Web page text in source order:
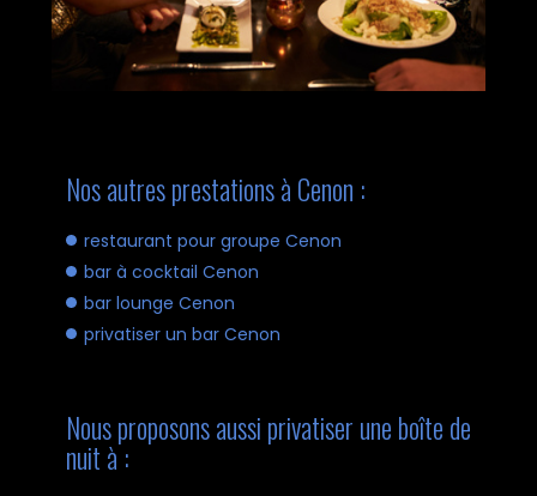
Nos autres prestations à Cenon :
restaurant pour groupe Cenon
bar à cocktail Cenon
bar lounge Cenon
privatiser un bar Cenon
Nous proposons aussi privatiser une boîte de
nuit à :